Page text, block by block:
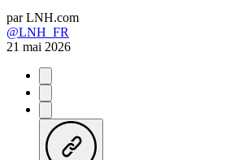
par LNH.com
@LNH_FR
21 mai 2026